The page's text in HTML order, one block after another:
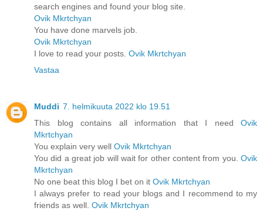
search engines and found your blog site.
Ovik Mkrtchyan
You have done marvels job.
Ovik Mkrtchyan
I love to read your posts. Ovik Mkrtchyan
Vastaa
Muddi 7. helmikuuta 2022 klo 19.51
This blog contains all information that I need Ovik
Mkrtchyan
You explain very well Ovik Mkrtchyan
You did a great job will wait for other content from you. Ovik
Mkrtchyan
No one beat this blog I bet on it Ovik Mkrtchyan
I always prefer to read your blogs and I recommend to my
friends as well. Ovik Mkrtchyan